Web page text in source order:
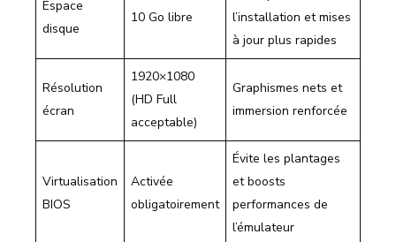
Espace
disque
10 Go libre
l’installation et mises
à jour plus rapides
Résolution
écran
1920×1080
(HD Full
acceptable)
Graphismes nets et
immersion renforcée
Virtualisation
BIOS
Activée
obligatoirement
Évite les plantages
et boosts
performances de
l’émulateur